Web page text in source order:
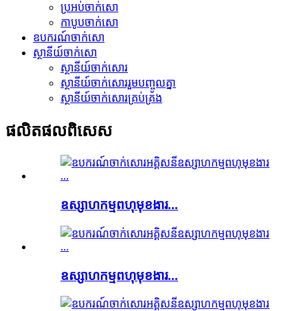
ប្រអប់ចាក់សោ
កាបូបចាក់សោ
ឧបករណ៍ចាក់សោ
ស្ថានីយ៍ចាក់សោ
ស្ថានីយ៍ចាក់សោរ
ស្ថានីយ៍ចាក់សោររួមបញ្ចូលគ្នា
ស្ថានីយ៍ចាក់សោរគ្រប់គ្រង
ផលិតផល​ពិសេស
ឧស្សាហកម្មពហុមុខងារ...
ឧស្សាហកម្មពហុមុខងារ...